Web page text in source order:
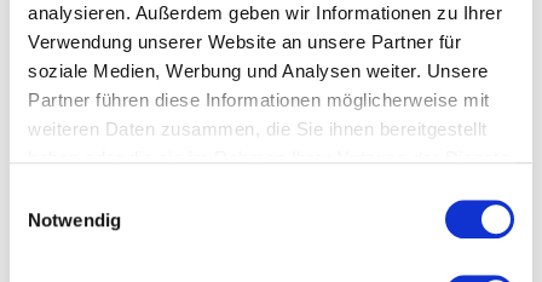
analysieren. Außerdem geben wir Informationen zu Ihrer
Verwendung unserer Website an unsere Partner für
soziale Medien, Werbung und Analysen weiter. Unsere
Partner führen diese Informationen möglicherweise mit
weiteren Daten zusammen, die Sie ihnen bereitgestellt
Cookies, wenn Sie unsere Webseite weiterhin nutzen.
Notwendig